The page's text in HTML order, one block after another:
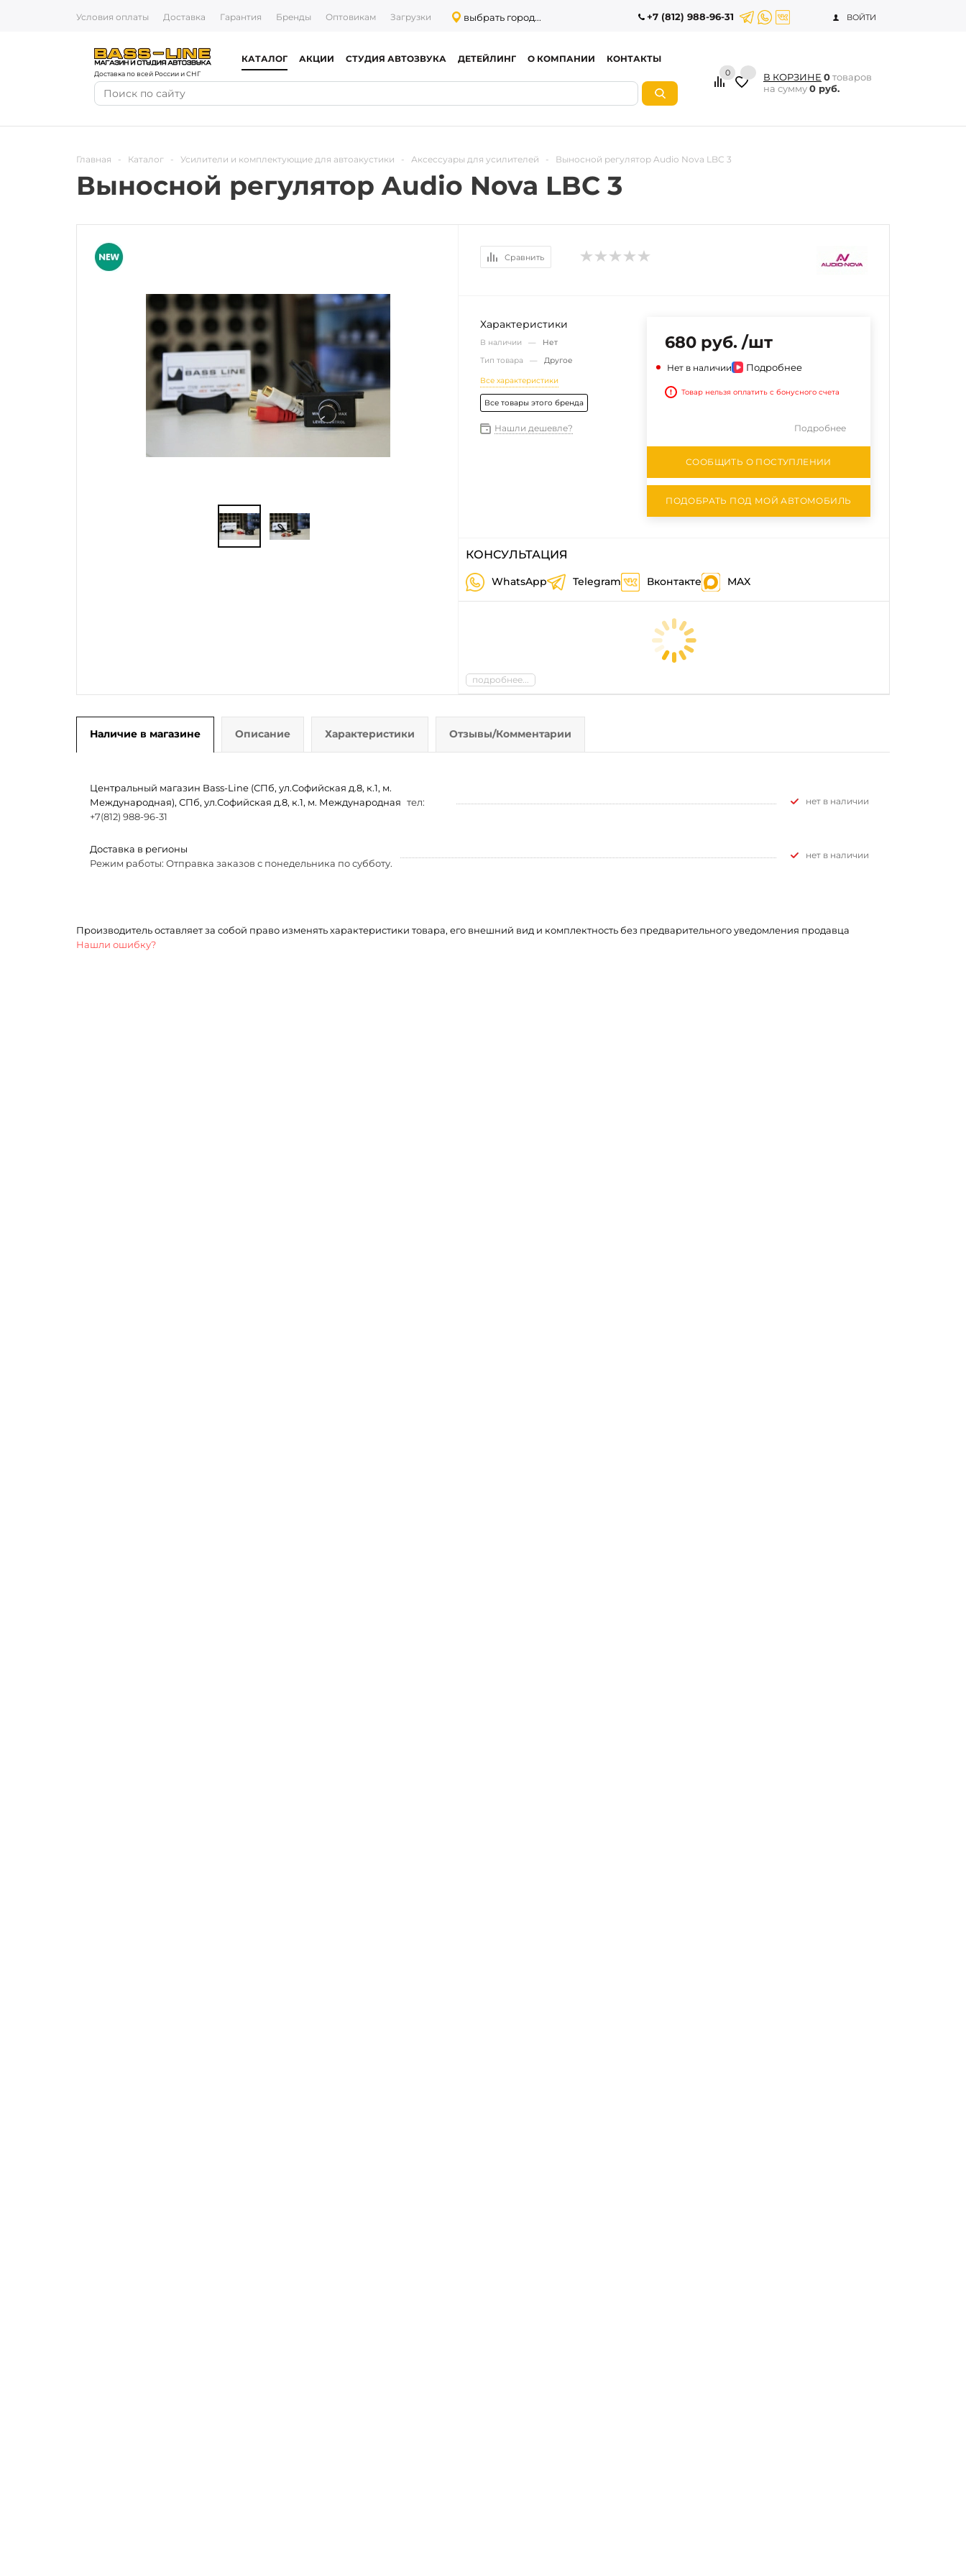
Условия оплаты Доставка Гарантия Бренды Оптовикам Загрузки выбрать город... +7 (812) 988-96-31 ВОЙТИ
Доставка по всей России и СНГ
КАТАЛОГ АКЦИИ СТУДИЯ АВТОЗВУКА ДЕТЕЙЛИНГ О КОМПАНИИ КОНТАКТЫ
0 В КОРЗИНЕ 0товаров
на сумму0 руб.
Главная - Каталог - Усилители и комплектующие для автоакустики - Аксессуары для усилителей - Выносной регулятор Audio Nova LBC 3
Выносной регулятор Audio Nova LBC 3
Сравнить
Характеристики
В наличии — Нет
Тип товара —Другое
Все характеристики
Все товары этого бренда
Нашли дешевле?
680 руб. /шт
Нет в наличии Подробнее
! Товар нельзя оплатить с бонусного счета
Подробнее
СООБЩИТЬ О ПОСТУПЛЕНИИ
ПОДОБРАТЬ ПОД МОЙ АВТОМОБИЛЬ
КОНСУЛЬТАЦИЯ
WhatsApp Telegram Вконтакте MAX
подробнее...
Наличие в магазине Описание Характеристики Отзывы/Комментарии
Центральный магазин Bass-Line (СПб, ул.Софийская д.8, к.1, м.
Международная), СПб, ул.Софийская д.8, к.1, м. Международная тел:
+7(812) 988-96-31
Нет в наличии
Доставка в регионы
Режим работы: Отправка заказов с понедельника по субботу.
Нет в наличии
Производитель оставляет за собой право изменять характеристики товара, его внешний вид и комплектность без предварительного уведомления продавца
Нашли ошибку?